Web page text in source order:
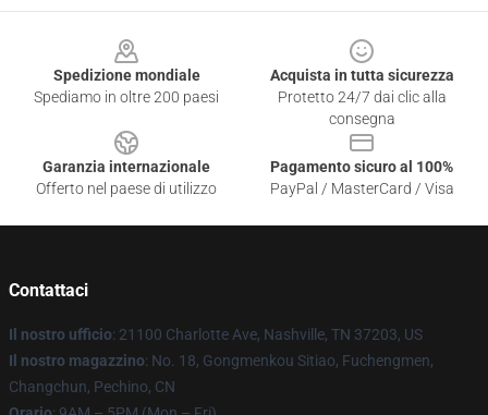
Spedizione mondiale
Spediamo in oltre 200 paesi
Acquista in tutta sicurezza
Protetto 24/7 dai clic alla
consegna
Garanzia internazionale
Offerto nel paese di utilizzo
Pagamento sicuro al 100%
PayPal / MasterCard / Visa
Contattaci
Il nostro ufficio: 21100 Charlotte Ave, Nashville, TN 37203, US
Il nostro magazzino: No. 18, Gongmenkou Sitiao, Fuchengmen,
Changchun, Pechino, CN